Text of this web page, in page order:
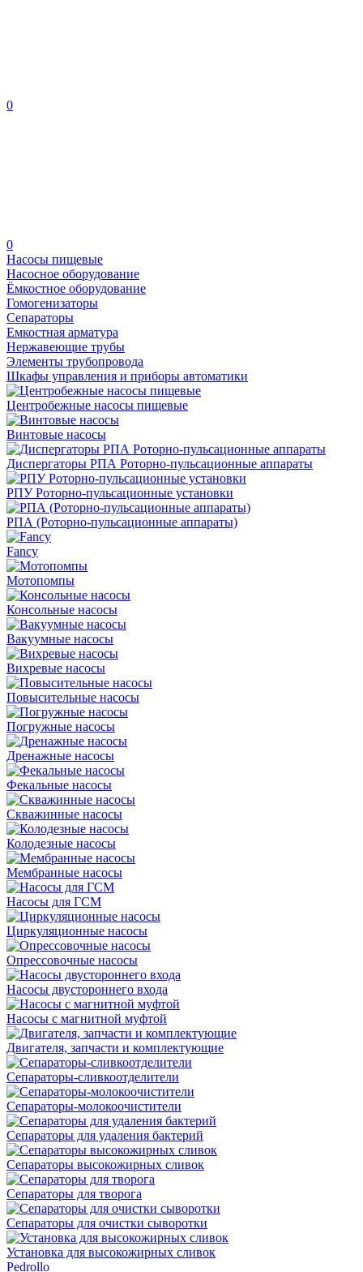
0
0
Насосы пищевые
Насосное оборудование
Ёмкостное оборудование
Гомогенизаторы
Сепараторы
Емкостная арматура
Нержавеющие трубы
Элементы трубопровода
Шкафы управления и приборы автоматики
Центробежные насосы пищевые
Винтовые насосы
Диспергаторы РПА Роторно-пульсационные аппараты
РПУ Роторно-пульсационные установки
РПА (Роторно-пульсационные аппараты)
Fancy
Мотопомпы
Консольные насосы
Вакуумные насосы
Вихревые насосы
Повысительные насосы
Погружные насосы
Дренажные насосы
Фекальные насосы
Скважинные насосы
Колодезные насосы
Мембранные насосы
Насосы для ГСМ
Циркуляционные насосы
Опрессовочные насосы
Насосы двустороннего входа
Насосы с магнитной муфтой
Двигателя, запчасти и комплектующие
Сепараторы-сливкоотделители
Сепараторы-молокоочистители
Сепараторы для удаления бактерий
Сепараторы высокожирных сливок
Сепараторы для творога
Сепараторы для очистки сыворотки
Установка для высокожирных сливок
Pedrollo